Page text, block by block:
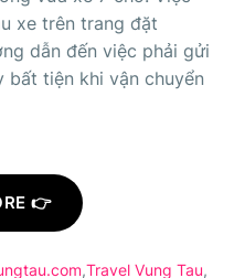
xe trên trang đặt
dẫn đến việc phải gửi
bất tiện khi vận chuyển
👉
Travel Vung Tau